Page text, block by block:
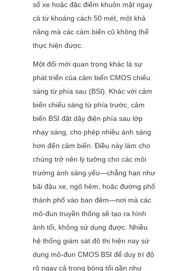
số xe hoặc đặc điểm khuôn mặt ngay
cả từ khoảng cách 50 mét, một khả
năng mà các cảm biến cũ không thể
thực hiện được.
Một đổi mới quan trọng khác là sự
phát triển của cảm biến CMOS chiếu
sáng từ phía sau (BSI). Khác với cảm
biến chiếu sáng từ phía trước, cảm
biến BSI đặt dây điện phía sau lớp
nhạy sáng, cho phép nhiều ánh sáng
hơn đến cảm biến. Điều này làm cho
chúng trở nên lý tưởng cho các môi
trường ánh sáng yếu—chẳng hạn như
bãi đậu xe, ngõ hẻm, hoặc đường phố
thành phố vào ban đêm—nơi mà các
mô-đun truyền thống sẽ tạo ra hình
ảnh tối, không sử dụng được. Nhiều
hệ thống giám sát đô thị hiện nay sử
dụng mô-đun CMOS BSI để duy trì độ
rõ ngay cả trong bóng tối gần như